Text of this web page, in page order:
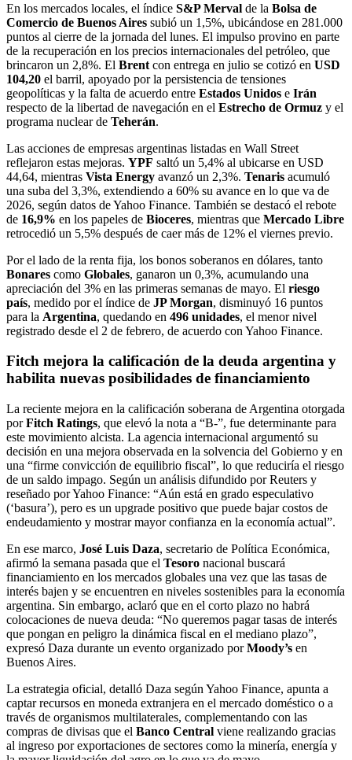
En los mercados locales, el índice S&P Merval de la Bolsa de
Comercio de Buenos Aires subió un 1,5%, ubicándose en 281.000
puntos al cierre de la jornada del lunes. El impulso provino en parte
de la recuperación en los precios internacionales del petróleo, que
brincaron un 2,8%. El Brent con entrega en julio se cotizó en USD
104,20 el barril, apoyado por la persistencia de tensiones
geopolíticas y la falta de acuerdo entre Estados Unidos e Irán
respecto de la libertad de navegación en el Estrecho de Ormuz y el
programa nuclear de Teherán.
Las acciones de empresas argentinas listadas en Wall Street
reflejaron estas mejoras. YPF saltó un 5,4% al ubicarse en USD
44,64, mientras Vista Energy avanzó un 2,3%. Tenaris acumuló
una suba del 3,3%, extendiendo a 60% su avance en lo que va de
2026, según datos de Yahoo Finance. También se destacó el rebote
de 16,9% en los papeles de Bioceres, mientras que Mercado Libre
retrocedió un 5,5% después de caer más de 12% el viernes previo.
Por el lado de la renta fija, los bonos soberanos en dólares, tanto
Bonares como Globales, ganaron un 0,3%, acumulando una
apreciación del 3% en las primeras semanas de mayo. El riesgo
país, medido por el índice de JP Morgan, disminuyó 16 puntos
para la Argentina, quedando en 496 unidades, el menor nivel
registrado desde el 2 de febrero, de acuerdo con Yahoo Finance.
Fitch mejora la calificación de la deuda argentina y
habilita nuevas posibilidades de financiamiento
La reciente mejora en la calificación soberana de Argentina otorgada
porFitch Ratings, que elevó la nota a “B-”, fue determinante para
este movimiento alcista. La agencia internacional argumentó su
decisión en una mejora observada en la solvencia del Gobierno y en
una “firme convicción de equilibrio fiscal”, lo que reduciría el riesgo
de un saldo impago. Según un análisis difundido por Reuters y
reseñado por Yahoo Finance: “Aún está en grado especulativo
(‘basura’), pero es un upgrade positivo que puede bajar costos de
endeudamiento y mostrar mayor confianza en la economía actual”.
En ese marco, José Luis Daza, secretario de Política Económica,
afirmó la semana pasada que el Tesoro nacional buscará
financiamiento en los mercados globales una vez que las tasas de
interés bajen y se encuentren en niveles sostenibles para la economía
argentina. Sin embargo, aclaró que en el corto plazo no habrá
colocaciones de nueva deuda: “No queremos pagar tasas de interés
que pongan en peligro la dinámica fiscal en el mediano plazo”,
expresó Daza durante un evento organizado porMoody’s en
Buenos Aires.
La estrategia oficial, detalló Daza según Yahoo Finance, apunta a
captar recursos en moneda extranjera en el mercado doméstico o a
través de organismos multilaterales, complementando con las
compras de divisas que el Banco Central viene realizando gracias
al ingreso por exportaciones de sectores como la minería, energía y